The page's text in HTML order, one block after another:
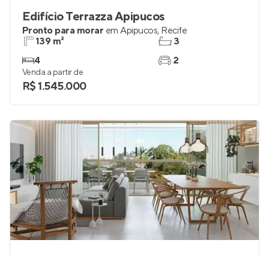
Edifício Terrazza Apipucos
Pronto para morar em Apipucos, Recife
139 m²
4
3
2
Venda a partir de
R$ 1.545.000